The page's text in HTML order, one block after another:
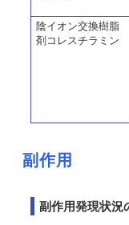
陰イオン交換樹脂
剤コレスチラミン
副作用
副作用発現状況